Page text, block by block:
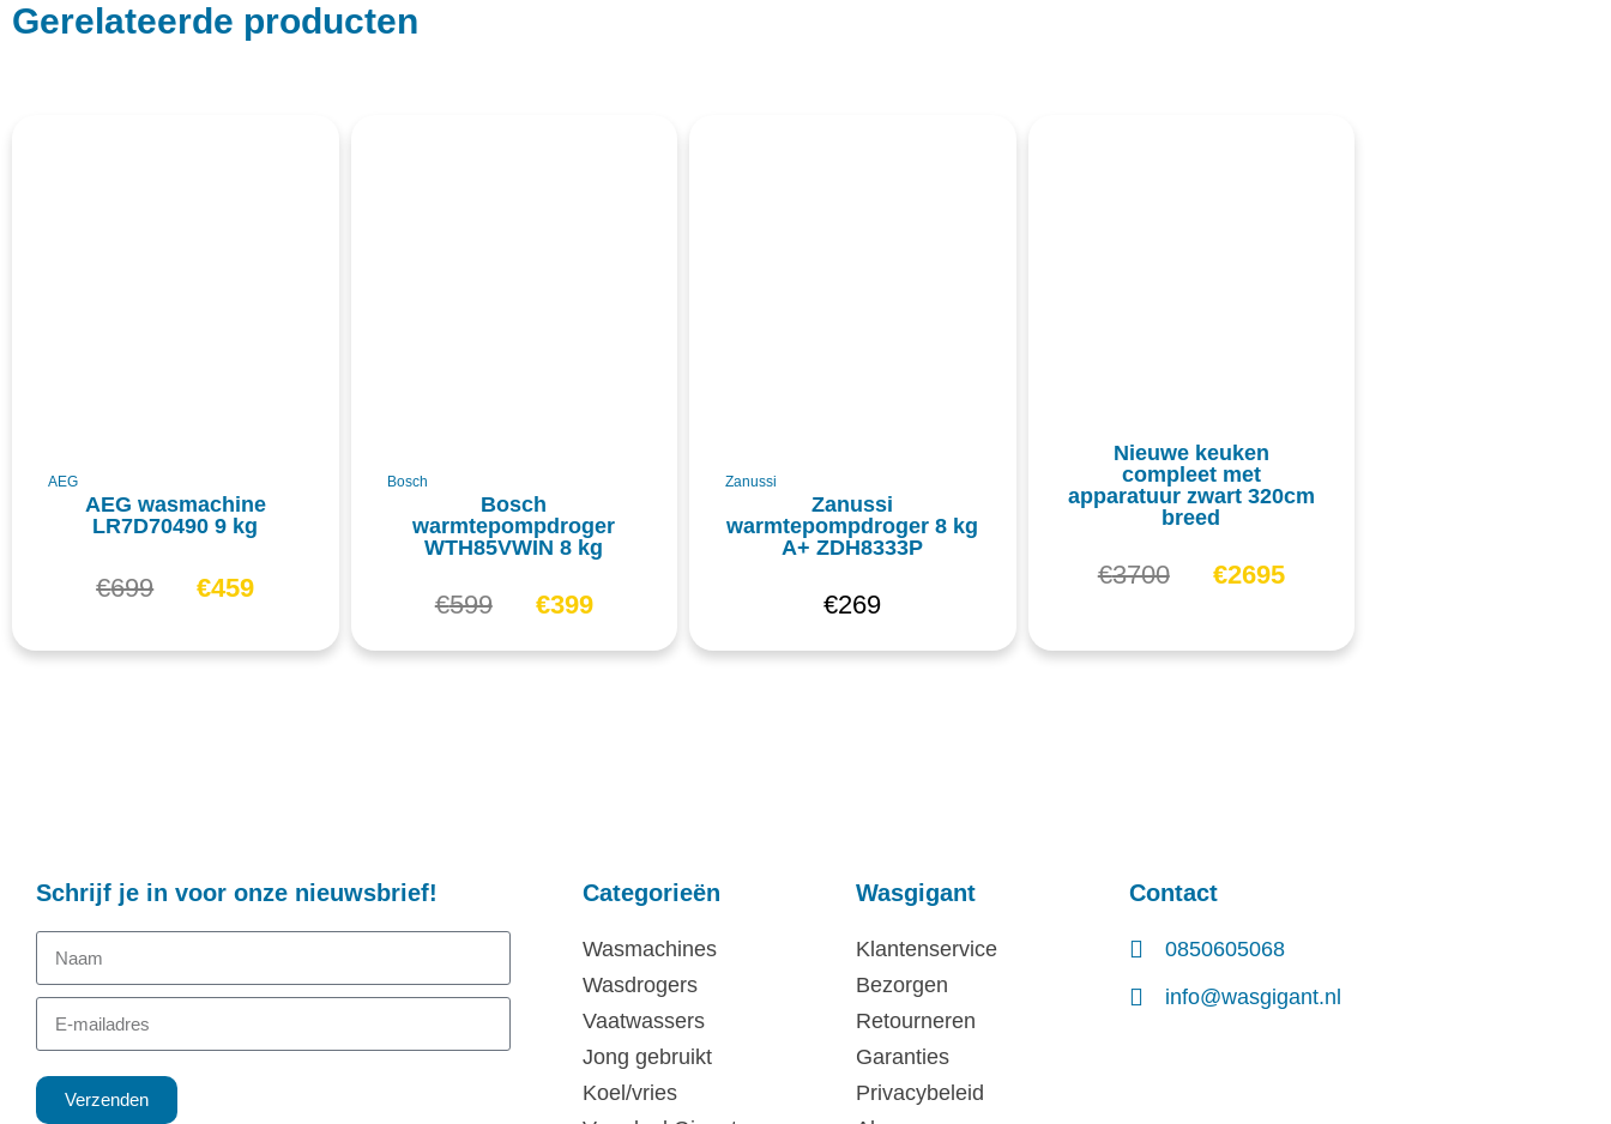
Gerelateerde producten
AEG
AEG wasmachine
LR7D70490 9 kg
€699 €459
Bosch
Bosch
warmtepompdroger
WTH85VWIN 8 kg
€599 €399
Zanussi
Zanussi
warmtepompdroger 8 kg
A+ ZDH8333P
€269
Nieuwe keuken
compleet met
apparatuur zwart 320cm
breed
€3700 €2695
Schrijf je in voor onze nieuwsbrief!
Verzenden
Categorieën
Wasmachines
Wasdrogers
Vaatwassers
Jong gebruikt
Koel/vries
Wasgigant
Klantenservice
Bezorgen
Retourneren
Garanties
Privacybeleid
Contact
0850605068
info@wasgigant.nl